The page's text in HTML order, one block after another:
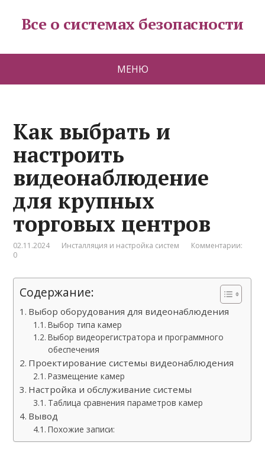
Все о системах безопасности
МЕНЮ
Как выбрать и
настроить
видеонаблюдение
для крупных
торговых центров
02.11.2024 Инсталляция и настройка систем
Комментарии:
0
Содержание:
Выбор оборудования для видеонаблюдения
Выбор типа камер
Выбор видеорегистратора и программного
обеспечения
Проектирование системы видеонаблюдения
Размещение камер
Настройка и обслуживание системы
Таблица сравнения параметров камер
Вывод
Похожие записи: